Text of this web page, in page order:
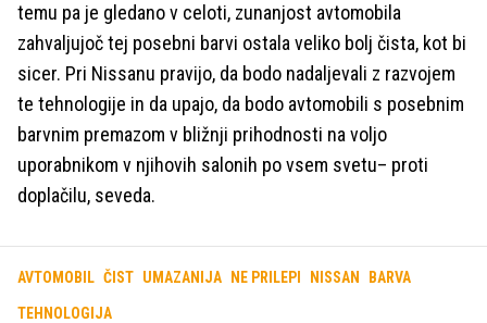
temu pa je gledano v celoti, zunanjost avtomobila
zahvaljujoč tej posebni barvi ostala veliko bolj čista, kot bi
sicer. Pri Nissanu pravijo, da bodo nadaljevali z razvojem
te tehnologije in da upajo, da bodo avtomobili s posebnim
barvnim premazom v bližnji prihodnosti na voljo
uporabnikom v njihovih salonih po vsem svetu– proti
doplačilu, seveda.
AVTOMOBIL ČIST UMAZANIJA NE PRILEPI NISSAN BARVA
TEHNOLOGIJA